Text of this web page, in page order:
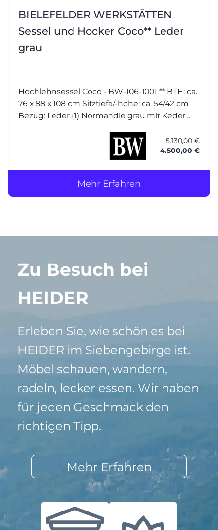
BIELEFELDER WERKSTÄTTEN
Sessel und Hocker Coco** Leder
grau
Hochlehnsessel Coco - BW-106-1001 ** BTH: ca.
76 x 88 x 108 cm Sitztiefe/-höhe: ca. 54/42 cm
Bezug: Leder (1) Normandie grau mit Keder
5.130,00 €
4.500,00 €
Mehr Erfahren
Zu Besuch bei
HEIDER
Erleben Sie, wie schön es bei
HEIDER im Siebengebirge ist.
Möbel schauen, wandern,
radeln, lecker essen. Wir haben
für jeden Geschmack den
richtigen Tipp.
Mehr Erfahren